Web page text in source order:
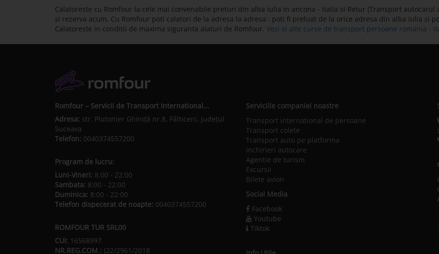
Calatoreste cu Romfour la cele mai convenabile preturi din alba iulia in ancona - italia si Retur (Transport
si rezerva acum. Cu Romfour poti calatori de la adresa la adresa : poti fi preluat de la orice adresa din alba iulia si
Calatoreste in conditii de maxima siguranta alaturi de Romfour. Vezi si alte curse de transport persoane romania -
Romfour – Servicii de Transport International...
Adresa: str. Plutonier Ghiniţă nr.8, Fălticeni, judeţul
Suceava
Telefon: 0040374557200
Program de lucru:
Luni-Vineri: 8:00 - 22:00
Sambata: 8:00 - 22:00
Duminica: 8:00 - 22:00
Telefon dispecerat de noapte: 0040374557200
ROMFOUR TUR SRL00
CUI: 16568997
NR.REG.COM.: J22/2961/2018
Serviciile companiei noastre
Transport international de persoane
Transport colete
Transport auto pe platforma
Inchirieri autocare
Agentie de turism
Excursii
Bilete avion
Social Media
Facebook
Youtube
Tiktok